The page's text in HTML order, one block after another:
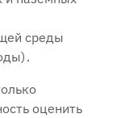
среды
оценить